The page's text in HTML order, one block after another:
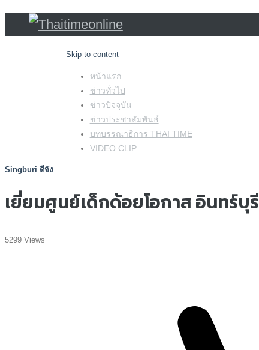
Skip to content
หน้าแรก
ข่าวทั่วไป
ข่าวปัจจุบัน
ข่าวประชาสัมพันธ์
บทบรรณาธิการ THAI TIME
VIDEO CLIP
Singburi ดีจัง
เยี่ยมศูนย์เด็กด้อยโอกาส อินทร์บุรี
5299 Views